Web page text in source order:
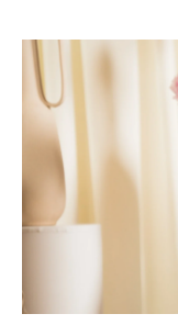
moda & ljepota